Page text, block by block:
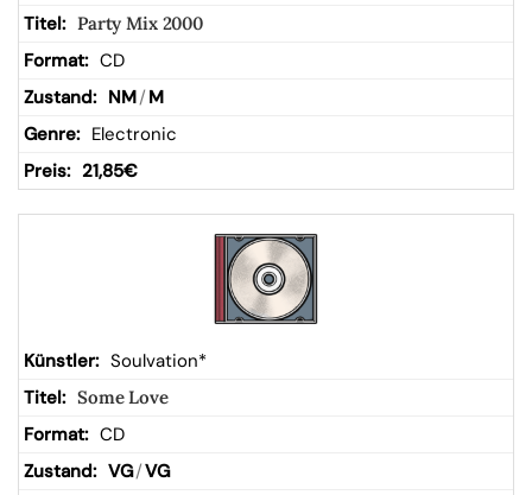
b
Party Mix 2000
CD
NM/ M
Electronic
21,85€
Soulvation*
Some Love
CD
VG/VG